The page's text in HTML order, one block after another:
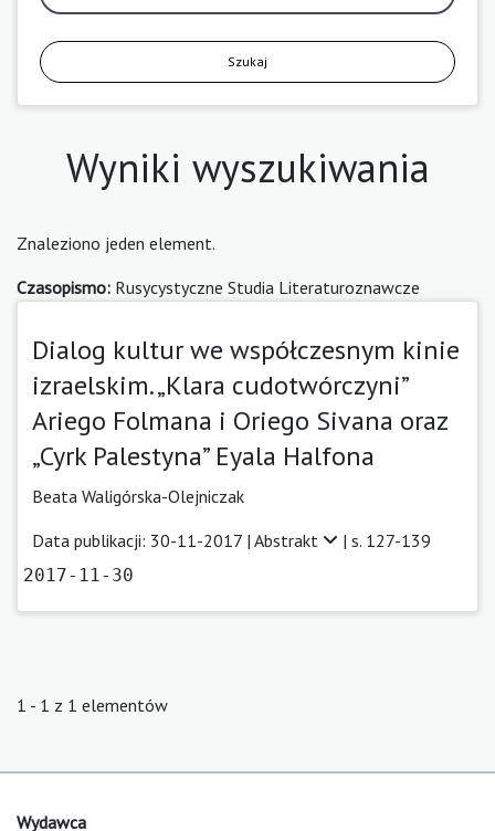
Szukaj
Wyniki wyszukiwania
Znaleziono jeden element.
Czasopismo: Rusycystyczne Studia Literaturoznawcze
Dialog kultur we współczesnym kinie
izraelskim. „Klara cudotwórczyni”
Ariego Folmana i Oriego Sivana oraz
„Cyrk Palestyna” Eyala Halfona
Beata Waligórska-Olejniczak
Data publikacji: 30-11-2017 | Abstrakt | s. 127-139
2017-11-30
1 - 1 z 1 elementów
Wydawca